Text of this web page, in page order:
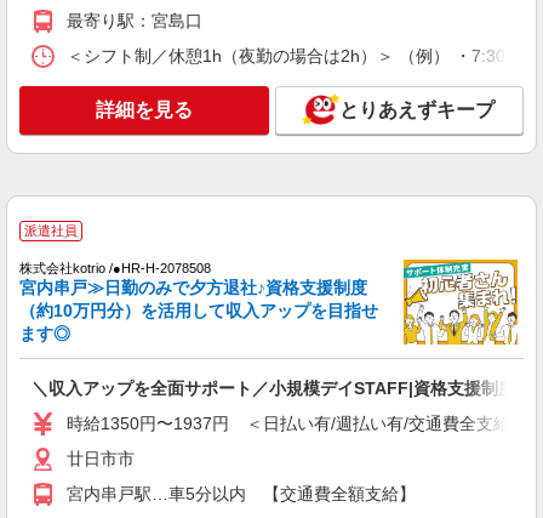
務地は3000ヶ所以上★ 自宅から通いやすいエリア
など、お好きな勤務地をお選び下さい！！
キープ 詳細を見る
株式会社kotrio /●HR-H-1880276
廿日市市
キープ 詳細を見る
アルバイト パート 派遣社員 紹介予定派遣
ス
時給1,400円〜1,600円 ★週払いOK（規定あ
り） ※給与幅は経験・能力による
最寄り駅：宮島口
＜シフト制／休憩1h（夜勤の場合は2h）＞ （例） ・7:30
詳細を見る とりあえずキープ
派遣社員
株式会社kotrio /●HR-H-2078508
宮内串戸≫日勤のみで夕方退社♪資格支援制度
（約10万円分）を活用して収入アップを目指せ
ます◎
＼収入アップを全面サポート／小規模デイSTAFF|資格支援制度あ
時給1350円〜1937円 ＜日払い有/週払い有/交通費全支給(ガ
廿日市市
宮内串戸駅…車5分以内 【交通費全額支給】